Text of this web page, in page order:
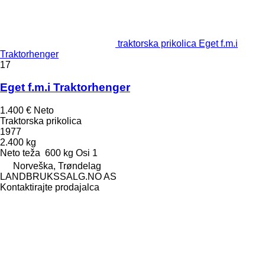
traktorska prikolica Eget f.m.i
Traktorhenger
17
Eget f.m.i Traktorhenger
1.400 € Neto
Traktorska prikolica
1977
2.400 kg
Neto teža 600 kg Osi 1
Norveška, Trøndelag
LANDBRUKSSALG.NO AS
Kontaktirajte prodajalca